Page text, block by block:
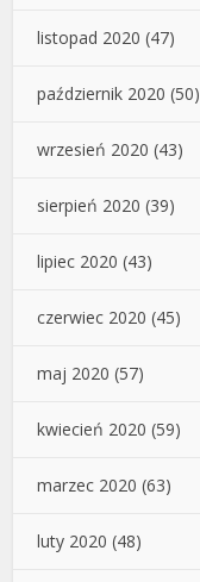
listopad 2020 (47)
październik 2020 (50)
wrzesień 2020 (43)
sierpień 2020 (39)
lipiec 2020 (43)
czerwiec 2020 (45)
maj 2020 (57)
kwiecień 2020 (59)
marzec 2020 (63)
luty 2020 (48)